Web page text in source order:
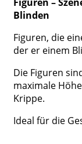
Blinden
Figuren, die
der er einem
Die Figuren
maximale
Krippe.
Ideal für die